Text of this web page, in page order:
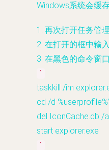
Windows系统会缓
1. 再次打开任务管
2. 在打开的框中输入
3. 在黑色的命令窗
`
taskkill /im
cd /d
del IconCache.db /a
start explorer.exe
`